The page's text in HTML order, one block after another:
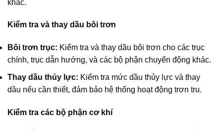
khác.
Kiểm tra và thay dầu bôi trơn
Bôi trơn trục: Kiểm tra và thay dầu bôi trơn cho các trục
chính, trục dẫn hướng, và các bộ phận chuyển động khác.
Thay dầu thủy lực: Kiểm tra mức dầu thủy lực và thay
dầu nếu cần thiết, đảm bảo hệ thống hoạt động trơn tru.
Kiểm tra các bộ phận cơ khí